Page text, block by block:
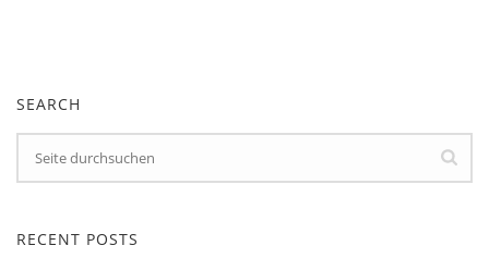
SEARCH
RECENT POSTS